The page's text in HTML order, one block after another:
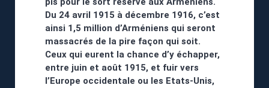
Du 24 avril 1915 à décembre 1916, c’est
ainsi 1,5 million d’Arméniens qui seront
massacrés de la pire façon qui soit.
Ceux qui eurent la chance d’y échapper,
entre juin et août 1915, et fuir vers
l’Europe occidentale ou les Etats-Unis,